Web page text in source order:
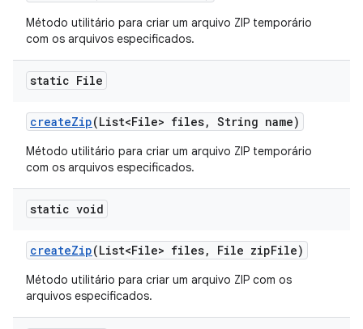
Método utilitário para criar um arquivo ZIP temporário
com os arquivos especificados.
static File
createZip(List<File> files, String name)
Método utilitário para criar um arquivo ZIP temporário
com os arquivos especificados.
static void
createZip(List<File> files, File zipFile)
Método utilitário para criar um arquivo ZIP com os
arquivos especificados.